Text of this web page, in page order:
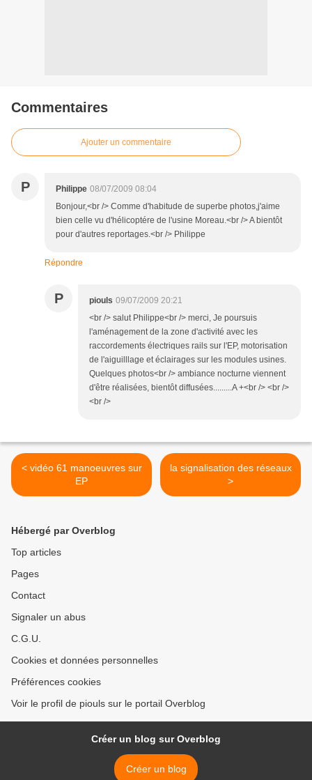
Commentaires
Ajouter un commentaire
P Philippe 08/07/2009 08:04
Bonjour,<br /> Comme d'habitude de superbe photos,j'aime
bien celle vu d'hélicoptére de l'usine Moreau.<br /> A bientôt
pour d'autres reportages.<br /> Philippe
Répondre
P piouls 09/07/2009 20:21
<br /> salut Philippe<br /> merci, Je poursuis
l'aménagement de la zone d'activité avec les
raccordements électriques rails sur l'EP, motorisation
de l'aiguilllage et éclairages sur les modules usines.
Quelques photos<br /> ambiance nocturne viennent
d'être réalisées, bientôt diffusées.........A +<br /> <br />
<br />
< vidéo 61 manoeuvres sur
EP
la signalisation des réseaux
>
Hébergé par Overblog
Top articles
Pages
Contact
Signaler un abus
C.G.U.
Cookies et données personnelles
Préférences cookies
Voir le profil de piouls sur le portail Overblog
Créer un blog sur Overblog
Créer un blog